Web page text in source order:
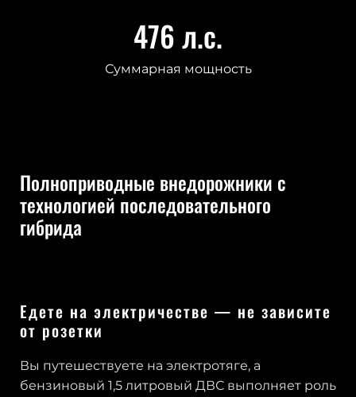
476 л.с.
Суммарная мощность
Полноприводные внедорожники с
технологией последовательного
гибрида
Едете на электричестве — не зависите
от розетки
Вы путешествуете на электротяге, а
бензиновый 1,5 литровый ДВС выполняет роль